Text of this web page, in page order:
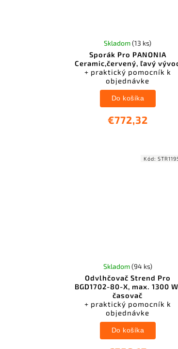
Sporák Pro PANONIA
Ceramic,červený, ľavý
+ praktický pomocník k
objednávke
Skladom(13 ks)
€772,32
Do košíka
Odvlhčovač Strend Pro
BGD1702-80-X, max. 1300
časovač
+ praktický pomocník k
objednávke
Skladom(94 ks)
Do košíka
Kód: